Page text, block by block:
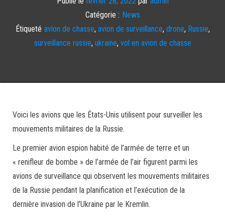
Catégorie : News
Étiqueté avion de chasse, avion de surveillance, drone, Russie,
surveillance russie, ukraine, vol en avion de chasse
Voici les avions que les États-Unis utilisent pour surveiller les
mouvements militaires de la Russie.
Le premier avion espion habité de l’armée de terre et un
« renifleur de bombe » de l’armée de l’air figurent parmi les
avions de surveillance qui observent les mouvements militaires
de la Russie pendant la planification et l’exécution de la
dernière invasion de l’Ukraine par le Kremlin.